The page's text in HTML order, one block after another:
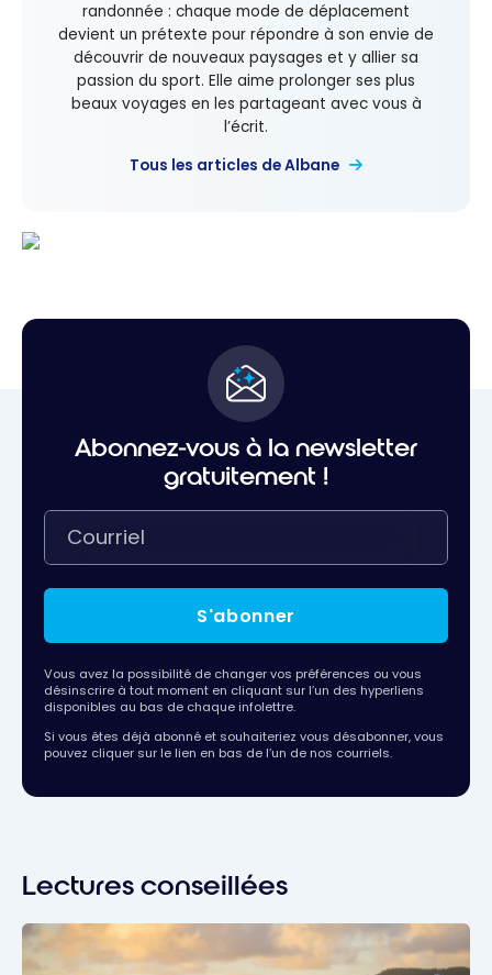
randonnée : chaque mode de déplacement
devient un prétexte pour répondre à son envie de
découvrir de nouveaux paysages et y allier sa
passion du sport. Elle aime prolonger ses plus
beaux voyages en les partageant avec vous à
l’écrit.
Tous les articles de Albane
Abonnez-vous à la newsletter
gratuitement !
S'abonner
Vous avez la possibilité de changer vos préférences ou vous
désinscrire à tout moment en cliquant sur l’un des hyperliens
disponibles au bas de chaque infolettre.
Si vous êtes déjà abonné et souhaiteriez vous désabonner, vous
pouvez cliquer sur le lien en bas de l’un de nos courriels.
Lectures conseillées